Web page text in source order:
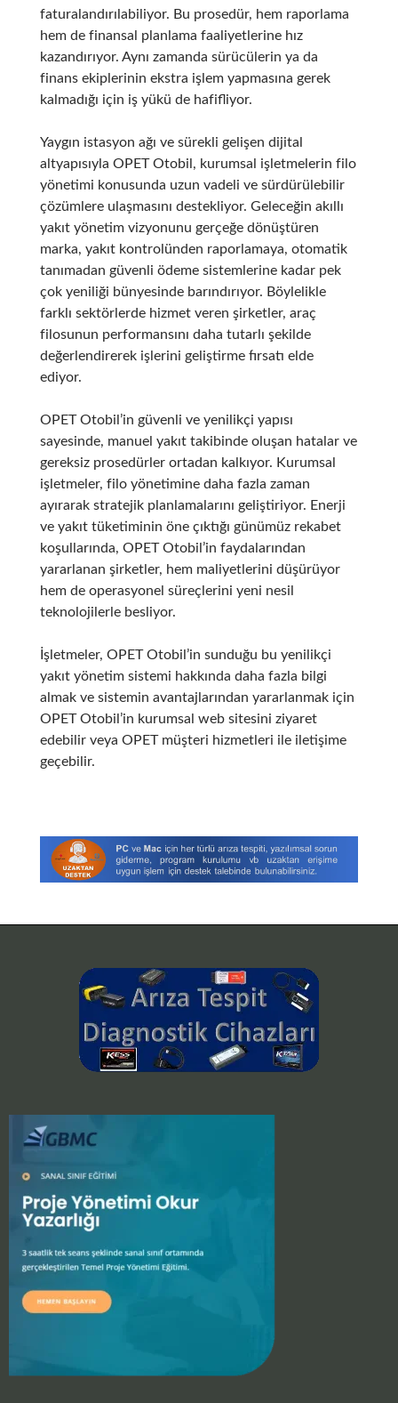
faturalandırılabiliyor. Bu prosedür, hem raporlama
hem de finansal planlama faaliyetlerine hız
kazandırıyor. Aynı zamanda sürücülerin ya da
finans ekiplerinin ekstra işlem yapmasına gerek
kalmadığı için iş yükü de hafifliyor.
Yaygın istasyon ağı ve sürekli gelişen dijital
altyapısıyla OPET Otobil, kurumsal işletmelerin filo
yönetimi konusunda uzun vadeli ve sürdürülebilir
çözümlere ulaşmasını destekliyor. Geleceğin akıllı
yakıt yönetim vizyonunu gerçeğe dönüştüren
marka, yakıt kontrolünden raporlamaya, otomatik
tanımadan güvenli ödeme sistemlerine kadar pek
çok yeniliği bünyesinde barındırıyor. Böylelikle
farklı sektörlerde hizmet veren şirketler, araç
filosunun performansını daha tutarlı şekilde
değerlendirerek işlerini geliştirme fırsatı elde
ediyor.
OPET Otobil’in güvenli ve yenilikçi yapısı
sayesinde, manuel yakıt takibinde oluşan hatalar ve
gereksiz prosedürler ortadan kalkıyor. Kurumsal
işletmeler, filo yönetimine daha fazla zaman
ayırarak stratejik planlamalarını geliştiriyor. Enerji
ve yakıt tüketiminin öne çıktığı günümüz rekabet
koşullarında, OPET Otobil’in faydalarından
yararlanan şirketler, hem maliyetlerini düşürüyor
hem de operasyonel süreçlerini yeni nesil
teknolojilerle besliyor.
İşletmeler, OPET Otobil’in sunduğu bu yenilikçi
yakıt yönetim sistemi hakkında daha fazla bilgi
almak ve sistemin avantajlarından yararlanmak için
OPET Otobil’in kurumsal web sitesini ziyaret
edebilir veya OPET müşteri hizmetleri ile iletişime
geçebilir.